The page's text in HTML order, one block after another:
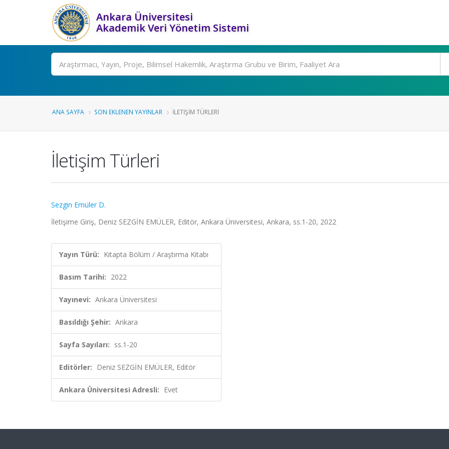
Ankara Üniversitesi
Akademik Veri Yönetim Sistemi
Ara
ANA SAYFA SON EKLENEN YAYINLAR İLETIŞIM TÜRLERI
İletişim Türleri
Sezgin Emüler D.
İletişime Giriş, Deniz SEZGİN EMÜLER, Editör, Ankara Üniversitesi, Ankara, ss.1-20, 2022
Yayın Türü: Kitapta Bölüm / Araştırma Kitabı
Basım Tarihi: 2022
Yayınevi: Ankara Üniversitesi
Basıldığı Şehir: Ankara
Sayfa Sayıları: ss.1-20
Editörler: Deniz SEZGİN EMÜLER, Editör
Ankara Üniversitesi Adresli: Evet